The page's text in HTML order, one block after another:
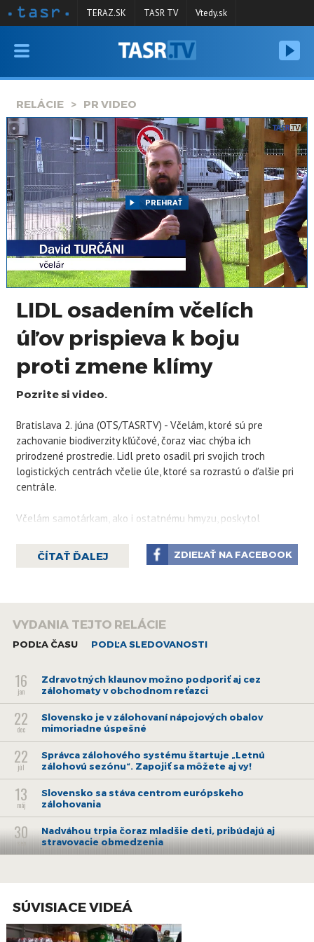
VYSIELANIE
SPRAVODAJSTVO
KONTAKT
ARCHÍV
TERAZ.SK TASR TV Vtedy.sk
RELÁCIE PR VIDEO
PREHRAŤ
LIDL osadením včelích
úľov prispieva k boju
proti zmene klímy
Pozrite si video.
Bratislava 2. júna (OTS/TASRTV) - Včelám, ktoré sú pre
zachovanie biodiverzity kľúčové, čoraz viac chýba ich
prirodzené prostredie. Lidl preto osadil pri svojich troch
logistických centrách včelie úle, ktoré sa rozrastú o ďalšie pri
centrále.
Včelám samotárkam, ako i ostatnému hmyzu, poskytol
reťazec pozitívne prispieva aj k boju proti zmene klímy a
znižuje vplyv prírodných nebezpečenstiev.
ČÍTAŤ ĎALEJ ZDIEĽAŤ NA FACEBOOK
VYDANIA TEJTO RELÁCIE
PODĽA ČASU PODĽA SLEDOVANOSTI
16
jan
Zdravotných klaunov možno podporiť aj cez
zálohomaty v obchodnom reťazci
22
dec
Slovensko je v zálohovaní nápojových obalov
mimoriadne úspešné
22
júl
Správca zálohového systému štartuje „Letnú
zálohovú sezónu“. Zapojiť sa môžete aj vy!
13
máj
Slovensko sa stáva centrom európskeho
zálohovania
30
sep
Nadváhou trpia čoraz mladšie deti, pribúdajú aj
stravovacie obmedzenia
7
Obec Sekule pristupuje k zmenám Územného
SÚVISIACE VIDEÁ